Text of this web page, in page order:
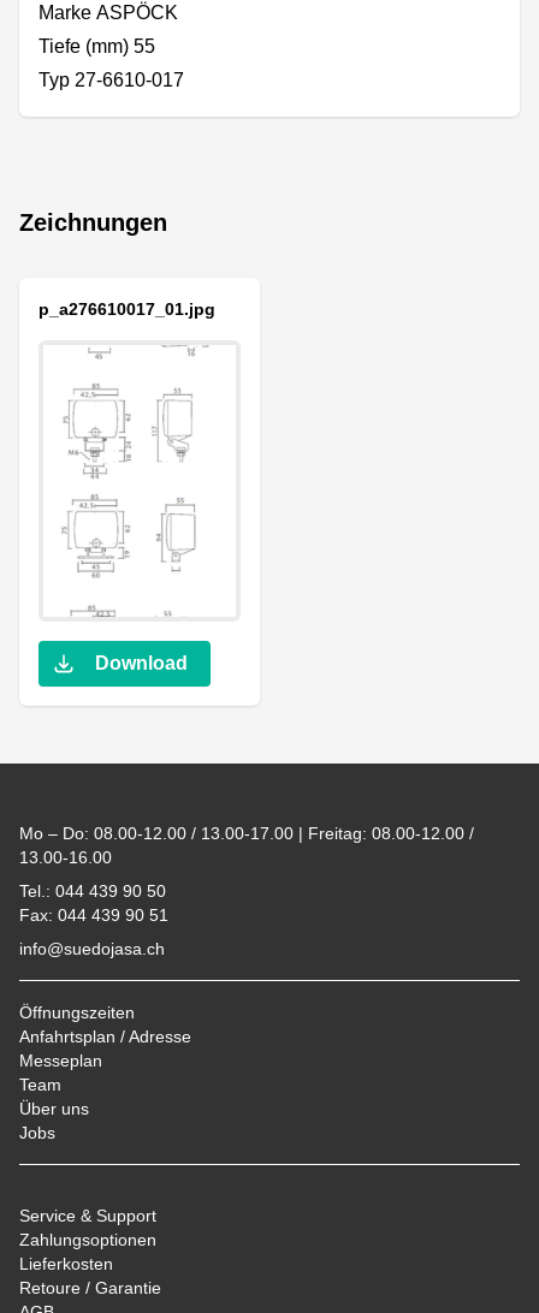
Marke ASPÖCK
Tiefe (mm) 55
Typ 27-6610-017
Zeichnungen
p_a276610017_01.jpg
Download
Mo – Do: 08.00-12.00 / 13.00-17.00 | Freitag: 08.00-12.00 /
13.00-16.00
Tel.: 044 439 90 50
Fax: 044 439 90 51
info@suedojasa.ch
Öffnungszeiten
Anfahrtsplan / Adresse
Messeplan
Team
Über uns
Jobs
Service & Support
Zahlungsoptionen
Lieferkosten
Retoure / Garantie